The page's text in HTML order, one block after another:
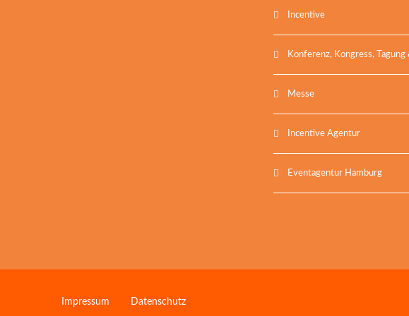
Incentive
Konferenz, Kongress,
Messe
Incentive Agentur
Eventagentur Hamburg
Impressum Datenschutz